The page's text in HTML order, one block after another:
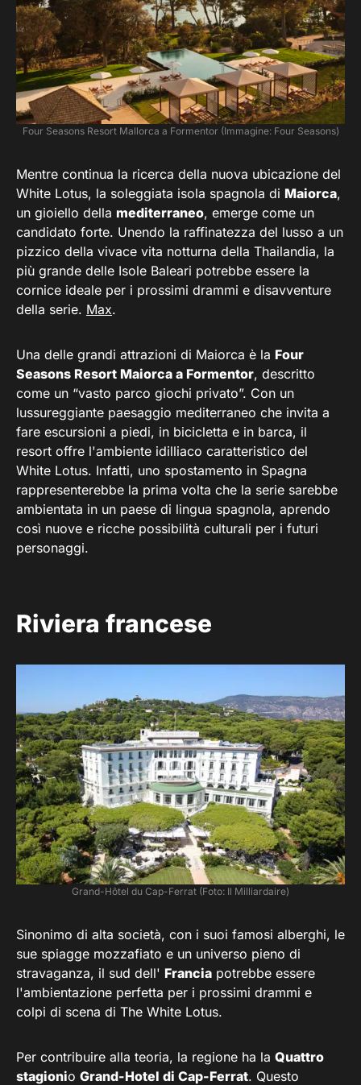
Four Seasons Resort Mallorca a Formentor (Immagine: Four Seasons)
Mentre continua la ricerca della nuova ubicazione del
White Lotus, la soleggiata isola spagnola di Maiorca,
un gioiello della mediterraneo, emerge come un
candidato forte. Unendo la raffinatezza del lusso a un
pizzico della vivace vita notturna della Thailandia, la
più grande delle Isole Baleari potrebbe essere la
cornice ideale per i prossimi drammi e disavventure
della serie. Max.
Una delle grandi attrazioni di Maiorca è la Four
Seasons Resort Maiorca a Formentor, descritto
come un “vasto parco giochi privato”. Con un
lussureggiante paesaggio mediterraneo che invita a
fare escursioni a piedi, in bicicletta e in barca, il
resort offre l'ambiente idilliaco caratteristico del
White Lotus. Infatti, uno spostamento in Spagna
rappresenterebbe la prima volta che la serie sarebbe
ambientata in un paese di lingua spagnola, aprendo
così nuove e ricche possibilità culturali per i futuri
personaggi.
Riviera francese
Grand-Hôtel du Cap-Ferrat (Foto: Il Milliardaire)
Sinonimo di alta società, con i suoi famosi alberghi, le
sue spiagge mozzafiato e un universo pieno di
stravaganza, il sud dell' Francia potrebbe essere
l'ambientazione perfetta per i prossimi drammi e
colpi di scena di The White Lotus.
Per contribuire alla teoria, la regione ha la Quattro
stagionio Grand-Hotel di Cap-Ferrat. Questo